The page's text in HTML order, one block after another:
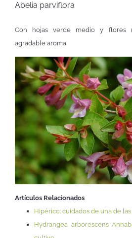
Abelia parviflora
Con hojas verde medio y flores
agradable aroma
Artículos Relacionados
Hipérico: cuidados de una de
Hydrangea arborescens